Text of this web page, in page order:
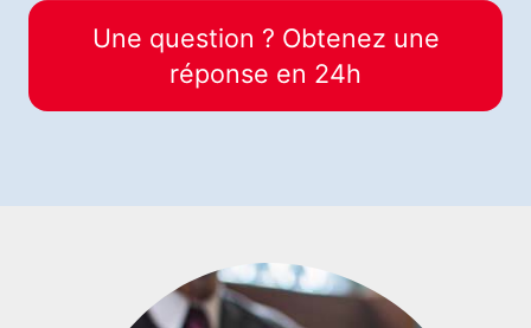
Une question ? Obtenez une
réponse en 24h